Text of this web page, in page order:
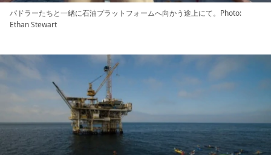
パドラーたちと一緒に石油プラットフォームへ向かう途上にて。Photo:
Ethan Stewart